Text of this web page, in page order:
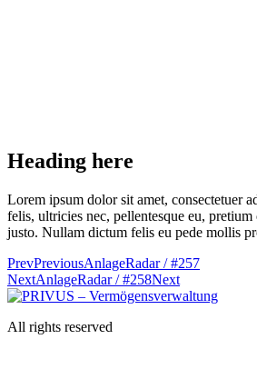
Heading here
Lorem ipsum dolor sit amet, consectetuer
felis, ultricies nec, pellentesque eu,
justo. Nullam dictum felis eu pede mollis
PrevPreviousAnlageRadar / #257
NextAnlageRadar / #258Next
All rights reserved